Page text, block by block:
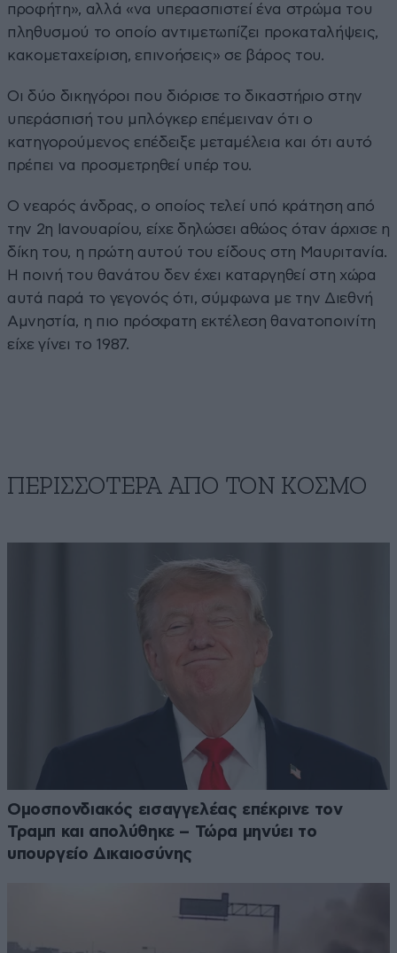
προφήτη», αλλά «να υπερασπιστεί ένα στρώμα του
πληθυσμού το οποίο αντιμετωπίζει προκαταλήψεις,
κακομεταχείριση, επινοήσεις» σε βάρος του.
Οι δύο δικηγόροι που διόρισε το δικαστήριο στην
υπεράσπισή του μπλόγκερ επέμειναν ότι ο
κατηγορούμενος επέδειξε μεταμέλεια και ότι αυτό
πρέπει να προσμετρηθεί υπέρ του.
Ο νεαρός άνδρας, ο οποίος τελεί υπό κράτηση από
την 2η Ιανουαρίου, είχε δηλώσει αθώος όταν άρχισε η
δίκη του, η πρώτη αυτού του είδους στη Μαυριτανία.
Η ποινή του θανάτου δεν έχει καταργηθεί στη χώρα
αυτά παρά το γεγονός ότι, σύμφωνα με την Διεθνή
Αμνηστία, η πιο πρόσφατη εκτέλεση θανατοποινίτη
είχε γίνει το 1987.
ΠΕΡΙΣΣΟΤΕΡΑ ΑΠΟ ΤΟΝ ΚΟΣΜΟ
Ομοσπονδιακός εισαγγελέας επέκρινε τον
Τραμπ και απολύθηκε – Τώρα μηνύει το
υπουργείο Δικαιοσύνης